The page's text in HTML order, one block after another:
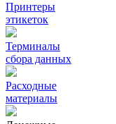
Принтеры
этикеток
Терминалы
сбора данных
Расходные
материалы